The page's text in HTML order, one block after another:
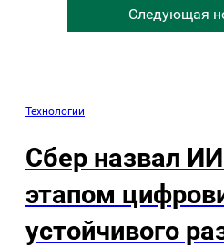
Следующая
Технологии
Сбер назвал
этапом
устойчивого